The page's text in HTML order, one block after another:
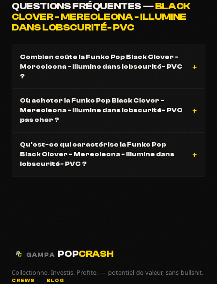
QUESTIONS FRÉQUENTES —BLACK
CLOVER - MEREOLEONA - ILLUMINE
DANS LOBSCURITÉ- PVC
Combien coûte la Funko Pop Black Clover -
Mereoleona - Illumine dans lobscurité- PVC
?
Où acheter la Funko Pop Black Clover -
Mereoleona - Illumine dans lobscurité- PVC
pas cher ?
Qu'est-ce qui caractérise la Funko Pop
Black Clover - Mereoleona - Illumine dans
lobscurité- PVC ?
GAMPA POPCRASH
Collectionne. Investis. Profite. — potentiel de valeur, sans bullshit.
CREWS BLOG